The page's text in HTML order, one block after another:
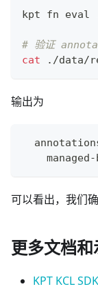
kpt fn eval
# 验证
cat ./data/
输出为
可以看出，我们
更多文档
KPT KCL SDK